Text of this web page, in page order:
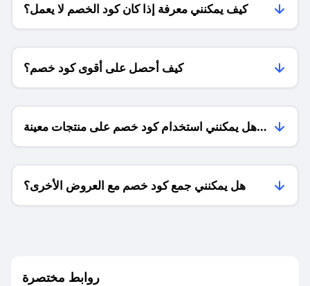
كيف يمكنني معرفة إذا كان كود الخصم لا يعمل؟
كيف أحصل على أقوى كود خصم؟
هل يمكنني استخدام كود خصم على منتجات معينة
فقط؟
هل يمكنني جمع كود خصم مع العروض الأخرى؟
روابط مختصرة